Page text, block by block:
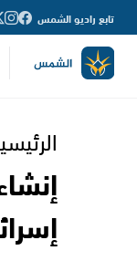
تابع راديو الشمس